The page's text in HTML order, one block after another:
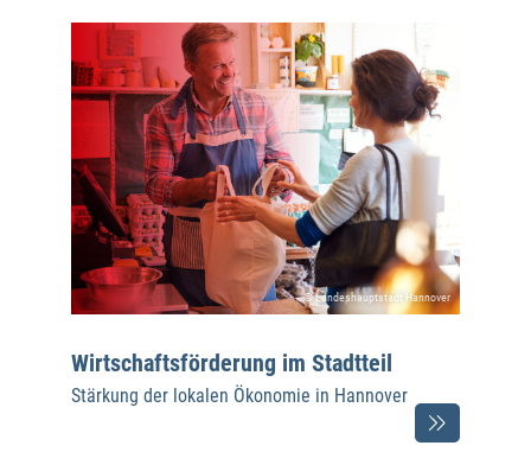
© Landeshauptstadt Hannover
Wirtschaftsförderung im Stadtteil
Stärkung der lokalen Ökonomie in Hannover